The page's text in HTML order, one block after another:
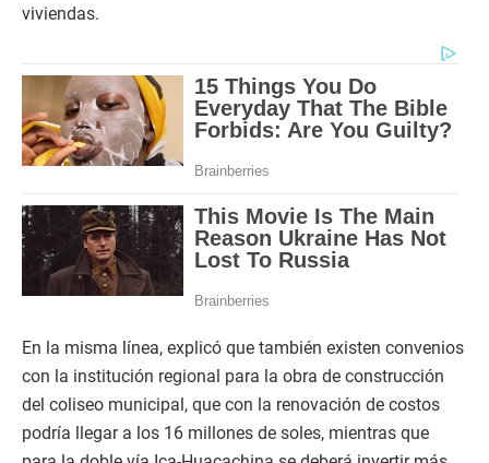
viviendas.
En la misma línea, explicó que también existen convenios
con la institución regional para la obra de construcción
del coliseo municipal, que con la renovación de costos
podría llegar a los 16 millones de soles, mientras que